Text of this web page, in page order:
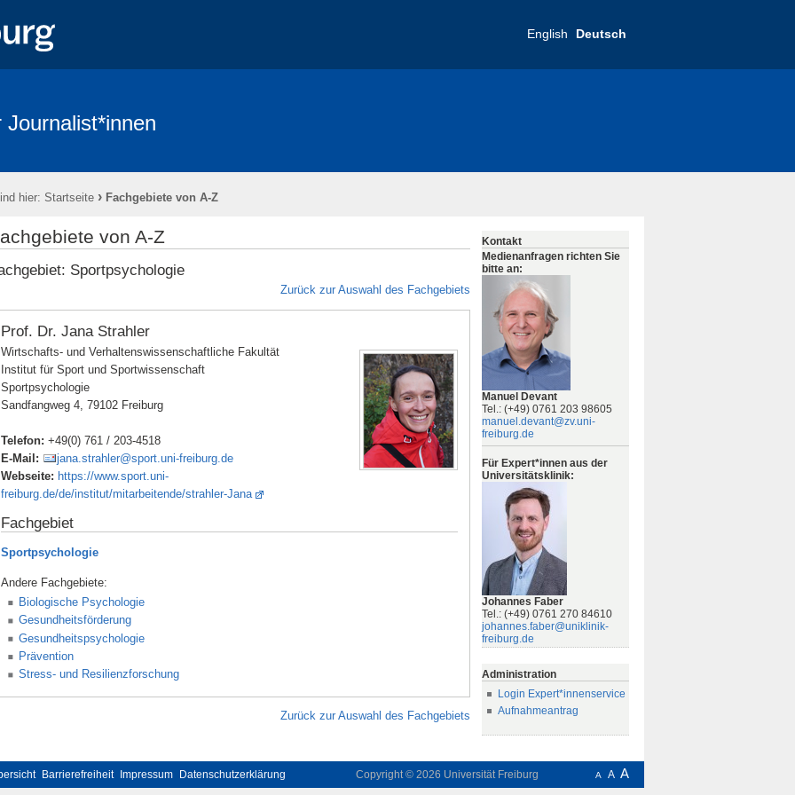
English Deutsch
hier: Startseite › Fachgebiete von A-Z
von A-Z
Sportpsychologie
Zurück zur Auswahl des Fachgebiets
Prof. Dr. Jana Strahler
Wirtschafts- und Verhaltenswissenschaftliche Fakultät
Institut für Sport und Sportwissenschaft
Sportpsychologie
Sandfangweg 4, 79102 Freiburg
Telefon: +49(0) 761 / 203-4518
E-Mail:
jana.strahler@sport.uni-freiburg.de
Webseite: https://www.sport.uni-
freiburg.de/de/institut/mitarbeitende/strahler-Jana
Fachgebiet
Sportpsychologie
Andere Fachgebiete:
Biologische Psychologie
Gesundheitsförderung
Gesundheitspsychologie
Prävention
Stress- und Resilienzforschung
Zurück zur Auswahl des Fachgebiets
Kontakt
Medienanfragen richten Sie
bitte an:
Manuel Devant
Tel.: (+49) 0761 203 98605
manuel.devant@zv.uni-
freiburg.de
Für Expert*innen aus der
Universitätsklinik:
Johannes Faber
Tel.: (+49) 0761 270 84610
johannes.faber@uniklinik-
freiburg.de
Administration
Login Expert*innenservice
Aufnahmeantrag
Barrierefreiheit Impressum Datenschutzerklärung A A A
Copyright © 2026 Universität Freiburg